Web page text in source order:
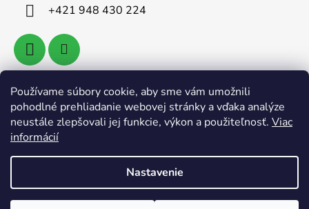
Používame súbory cookie, aby sme vám umožnili
pohodlné prehliadanie webovej stránky a vďaka analýze
neustále zlepšovali jej funkcie, výkon a použiteľnosť. Viac
informácií
Nastavenie
+421 948 430 224
Vyhľadávanie
Vytvoril Shoptet